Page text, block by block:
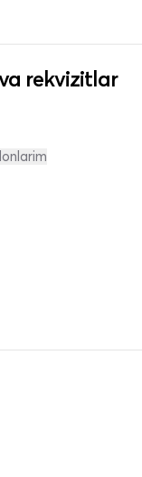
rekvizitlar